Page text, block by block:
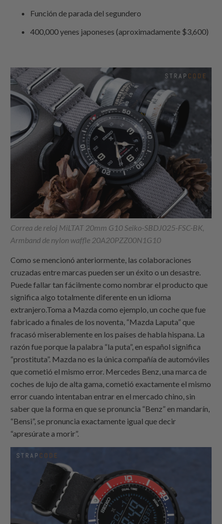
Función de parada del segundero
400,000 yenes japoneses (aproximadamente $3,600)
Correa de reloj MiLTAT 20mm G10 Seiko-SBDJ025-FSC-BK,
Armband de nylon waffle 20A20PZZ00N1G10
Como se mencionó anteriormente, las colaboraciones
cruzadas entre marcas pueden ser un éxito o un desastre.
Puede fallar tan fácilmente como nombrar el producto que
significa algo totalmente diferente en un idioma
extranjero.Toma a Mazda como ejemplo, un coche que fue
fabricado a finales de los noventa, “Mazda Laputa” que
fracasó miserablemente en los países de habla hispana. La
razón fue porque la palabra “la puta”, en español significa
“prostituta”. Mazda no es la única compañía de automóviles
que cometió el mismo error. Mercedes Benz, una marca de
coches de lujo de alta gama, cometió exactamente el mismo
error cuando intentaban entrar en el mercado chino, sin
saber que la forma en que se pronuncia “Benz” en mandarín,
“Bensi”, se pronuncia exactamente igual que decir
“apresúrate a morir”.